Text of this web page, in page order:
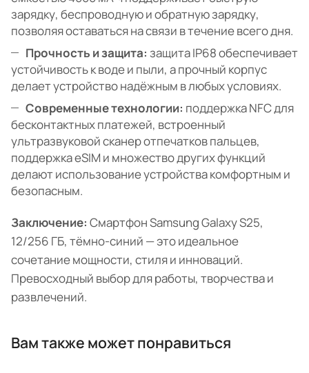
зарядку, беспроводную и обратную зарядку,
позволяя оставаться на связи в течение всего дня.
Прочность и защита: защита IP68 обеспечивает
устойчивость к воде и пыли, а прочный корпус
делает устройство надёжным в любых условиях.
Современные технологии: поддержка NFC для
бесконтактных платежей, встроенный
ультразвуковой сканер отпечатков пальцев,
поддержка eSIM и множество других функций
делают использование устройства комфортным и
безопасным.
Заключение: Смартфон Samsung Galaxy S25,
12/256 ГБ, тёмно-синий — это идеальное
сочетание мощности, стиля и инноваций.
Превосходный выбор для работы, творчества и
развлечений.
Вам также может понравиться